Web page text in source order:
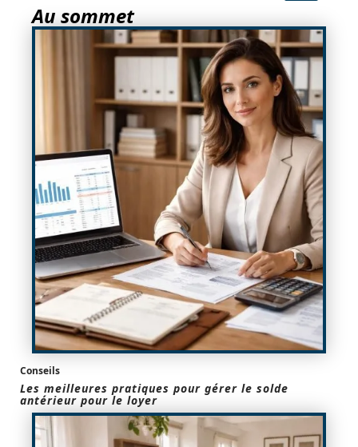
Au sommet
Conseils
Les meilleures pratiques pour gérer le solde
antérieur pour le loyer